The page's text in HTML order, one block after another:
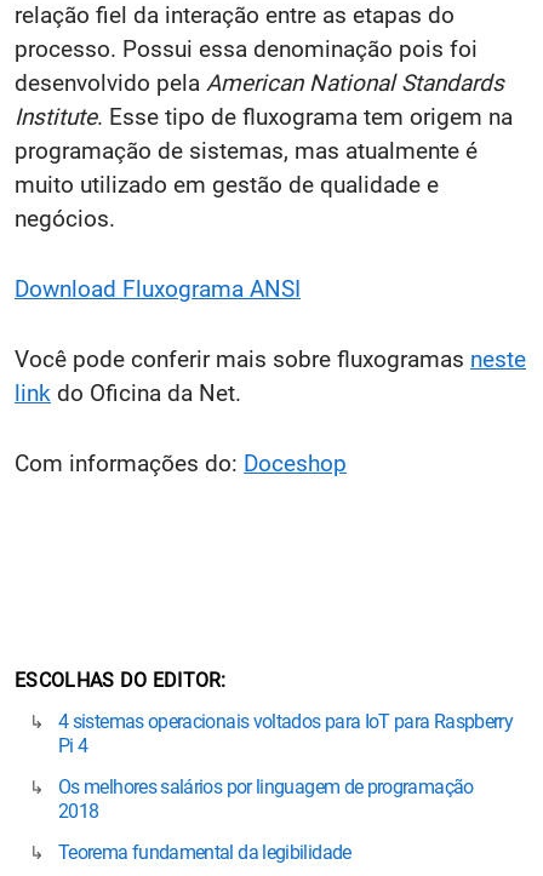
relação fiel da interação entre as etapas do
processo. Possui essa denominação pois foi
desenvolvido pela American National Standards
Institute. Esse tipo de fluxograma tem origem na
programação de sistemas, mas atualmente é
muito utilizado em gestão de qualidade e
negócios.
Download Fluxograma ANSI
Você pode conferir mais sobre fluxogramas neste
link do Oficina da Net.
Com informações do: Doceshop
ESCOLHAS DO EDITOR
4 sistemas operacionais voltados para IoT para Raspberry
Pi 4
Os melhores salários por linguagem de programação
2018
Teorema fundamental da legibilidade